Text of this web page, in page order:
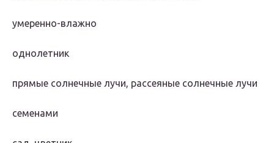
умеренно-влажно
однолетник
прямые солнечные лучи, рассеяные солнечные лучи
семенами